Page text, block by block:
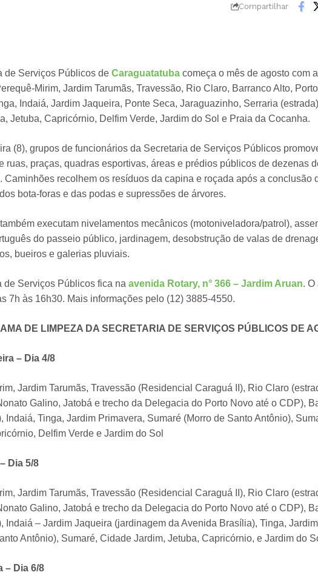
Compartilhar
de Serviços Públicos de Caraguatatuba começa o mês de agosto com
Mirim, Jardim Tarumãs, Travessão, Rio Claro, Barranco Alto,
Indaiá, Jardim Jaqueira, Ponte Seca, Jaraguazinho, Serraria
Jetuba, Capricórnio, Delfim Verde, Jardim do Sol e Praia da Cocanha.
(8), grupos de funcionários da Secretaria de Serviços Públicos
ruas, praças, quadras esportivas, áreas e prédios públicos de dezenas
Caminhões recolhem os resíduos da capina e roçada após a conclusão
bota-foras e das podas e supressões de árvores.
executam nivelamentos mecânicos (motoniveladora/patrol),
do passeio público, jardinagem, desobstrução de valas de
bueiros e galerias pluviais.
de Serviços Públicos fica na avenida Rotary, n° 366 – Jardim Aruan. O
7h às 16h30. Mais informações pelo (12) 3885-4550.
DE LIMPEZA DA SECRETARIA DE SERVIÇOS PÚBLICOS DE
– Dia 4/8
Jardim Tarumãs, Travessão (Residencial Caraguá II), Rio Claro
Galino, Jatobá e trecho da Delegacia do Porto Novo até o CDP),
Indaiá, Tinga, Jardim Primavera, Sumaré (Morro de Santo Antônio),
Delfim Verde e Jardim do Sol
Dia 5/8
Jardim Tarumãs, Travessão (Residencial Caraguá II), Rio Claro
Galino, Jatobá e trecho da Delegacia do Porto Novo até o CDP),
Indaiá – Jardim Jaqueira (jardinagem da Avenida Brasília), Tinga,
Antônio), Sumaré, Cidade Jardim, Jetuba, Capricórnio, e Jardim do
– Dia 6/8